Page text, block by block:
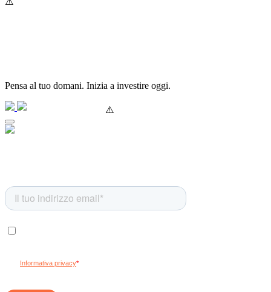
Pensa al tuo domani. Inizia a investire oggi.